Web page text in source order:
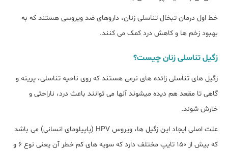
خط اول درمان تبخال تناسلی زنان، داروهای ضد ویروسی هستند که به
بهبود زخم ها و کاهش درد کمک می کنند.
زگیل تناسلی زنان چیست؟
زگیل های تناسلی زائده های نرمی هستند که روی ناحیه تناسلی، پرینه و
گاهی تا مقعد هم دیده میشوند آنها می توانند باعث درد، ناراحتی و
خارش شوند.
علت اصلی ایجاد این زگیل ها، ویروس HPV (پاپیلومای انسانی) می باشد
که بیش از 150 تایپ مختلف دارد که سویه های کم خطر آن یعنی نوع 6 و